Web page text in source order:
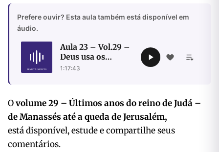
Prefere ouvir? Esta aula também está disponível em
áudio.
Aula 23 – Vol.29 –
Deus usa os
recabitas para
1:17:43
Ovolume 29 – Últimos anos do reino de Judá –
de Manassés até a queda de Jerusalém,
está disponível, estude e compartilhe seus
comentários.